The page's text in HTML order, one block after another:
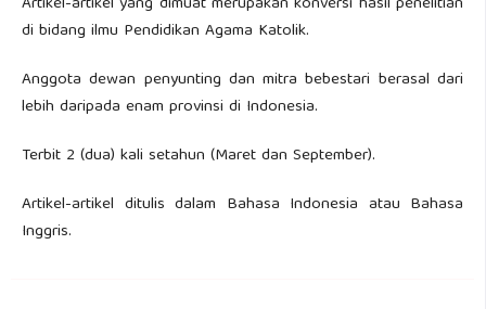
di bidang ilmu Pendidikan Agama Katolik.
Anggota dewan penyunting dan mitra bebestari berasal dari
lebih daripada enam provinsi di Indonesia.
Terbit 2 (dua) kali setahun (Maret dan September).
Artikel-artikel ditulis dalam Bahasa Indonesia atau Bahasa
Inggris.